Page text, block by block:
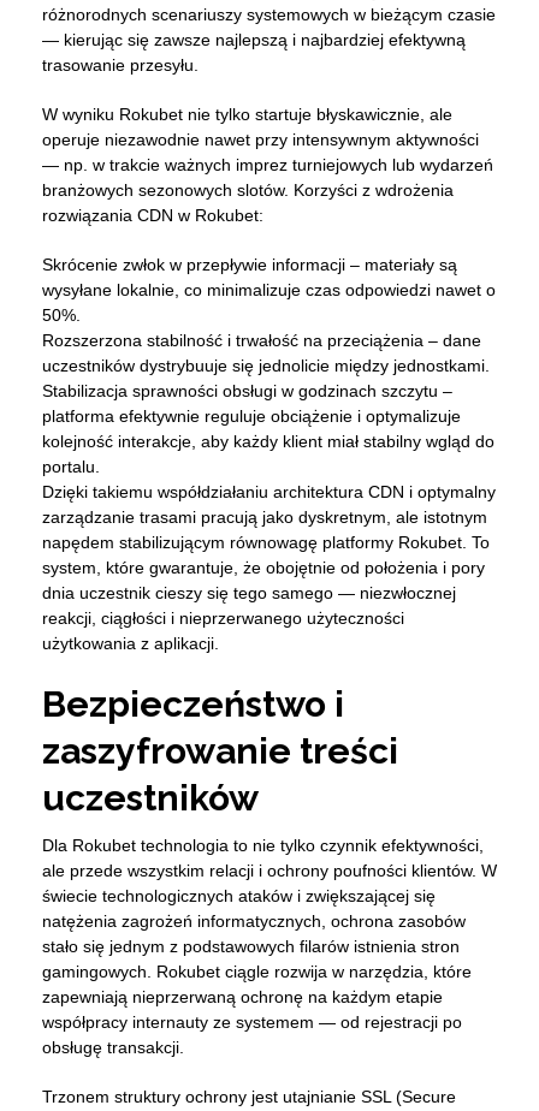
różnorodnych scenariuszy systemowych w bieżącym czasie
— kierując się zawsze najlepszą i najbardziej efektywną
trasowanie przesyłu.
W wyniku Rokubet nie tylko startuje błyskawicznie, ale
operuje niezawodnie nawet przy intensywnym aktywności
— np. w trakcie ważnych imprez turniejowych lub wydarzeń
branżowych sezonowych slotów. Korzyści z wdrożenia
rozwiązania CDN w Rokubet:
Skrócenie zwłok w przepływie informacji – materiały są
wysyłane lokalnie, co minimalizuje czas odpowiedzi nawet o
50%.
Rozszerzona stabilność i trwałość na przeciążenia – dane
uczestników dystrybuuje się jednolicie między jednostkami.
Stabilizacja sprawności obsługi w godzinach szczytu –
platforma efektywnie reguluje obciążenie i optymalizuje
kolejność interakcje, aby każdy klient miał stabilny wgląd do
portalu.
Dzięki takiemu współdziałaniu architektura CDN i optymalny
zarządzanie trasami pracują jako dyskretnym, ale istotnym
napędem stabilizującym równowagę platformy Rokubet. To
system, które gwarantuje, że obojętnie od położenia i pory
dnia uczestnik cieszy się tego samego — niezwłocznej
reakcji, ciągłości i nieprzerwanego użyteczności
użytkowania z aplikacji.
Bezpieczeństwo i
zaszyfrowanie treści
uczestników
Dla Rokubet technologia to nie tylko czynnik efektywności,
ale przede wszystkim relacji i ochrony poufności klientów. W
świecie technologicznych ataków i zwiększającej się
natężenia zagrożeń informatycznych, ochrona zasobów
stało się jednym z podstawowych filarów istnienia stron
gamingowych. Rokubet ciągle rozwija w narzędzia, które
zapewniają nieprzerwaną ochronę na każdym etapie
współpracy internauty ze systemem — od rejestracji po
obsługę transakcji.
Trzonem struktury ochrony jest utajnianie SSL (Secure